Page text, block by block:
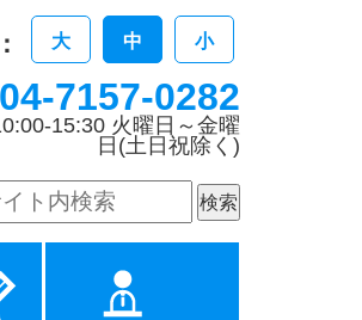
大 中 小
7157-0282
15:30 火曜日～金曜
日(土日祝除く)